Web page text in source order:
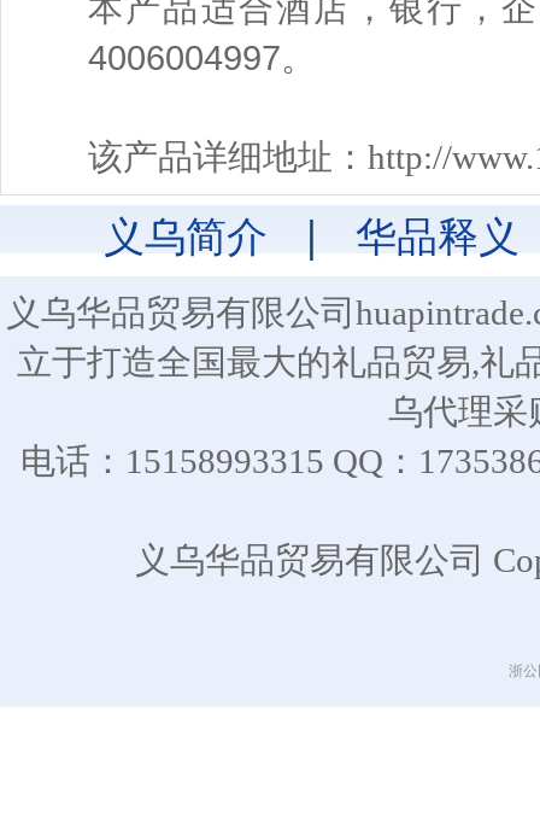
本产品适合酒店，银行，
4006004997。
该产品详细地址： http://
义乌简介 | 华品释义
义乌华品贸易有限公司
立于打造全国最大的礼品贸易,礼
乌代理采
电话：15158993315 QQ：
义乌华品贸易有限公司
浙公